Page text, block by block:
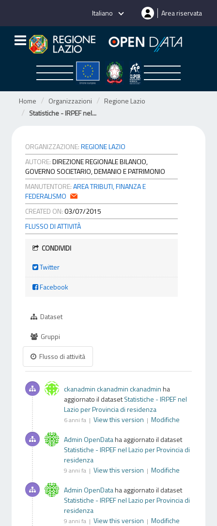
Italiano Area riservata
Home Organizzazioni
Regione Lazio
Statistiche - IRPEF nel...
ORGANIZZAZIONE:REGIONE LAZIO
AUTORE:DIREZIONE REGIONALE BILANCIO,
GOVERNO SOCIETARIO, DEMANIO E PATRIMONIO
MANUTENTORE:AREA TRIBUTI, FINANZA E
FEDERALISMO
CREATED ON:03/07/2015
FLUSSO DI ATTIVITÀ
CONDIVIDI
Twitter
Facebook
Dataset
Gruppi
Flusso di attività
ckanadmin ckanadmin ckanadminha
aggiornato il datasetStatistiche - IRPEF nel
Lazio per Provincia di residenza
6 anni fa | View this version | Modifiche
Admin OpenDataha aggiornato il dataset
Statistiche - IRPEF nel Lazio per Provincia di
residenza
9 anni fa | View this version | Modifiche
Admin OpenDataha aggiornato il dataset
Statistiche - IRPEF nel Lazio per Provincia di
residenza
9 anni fa | View this version | Modifiche